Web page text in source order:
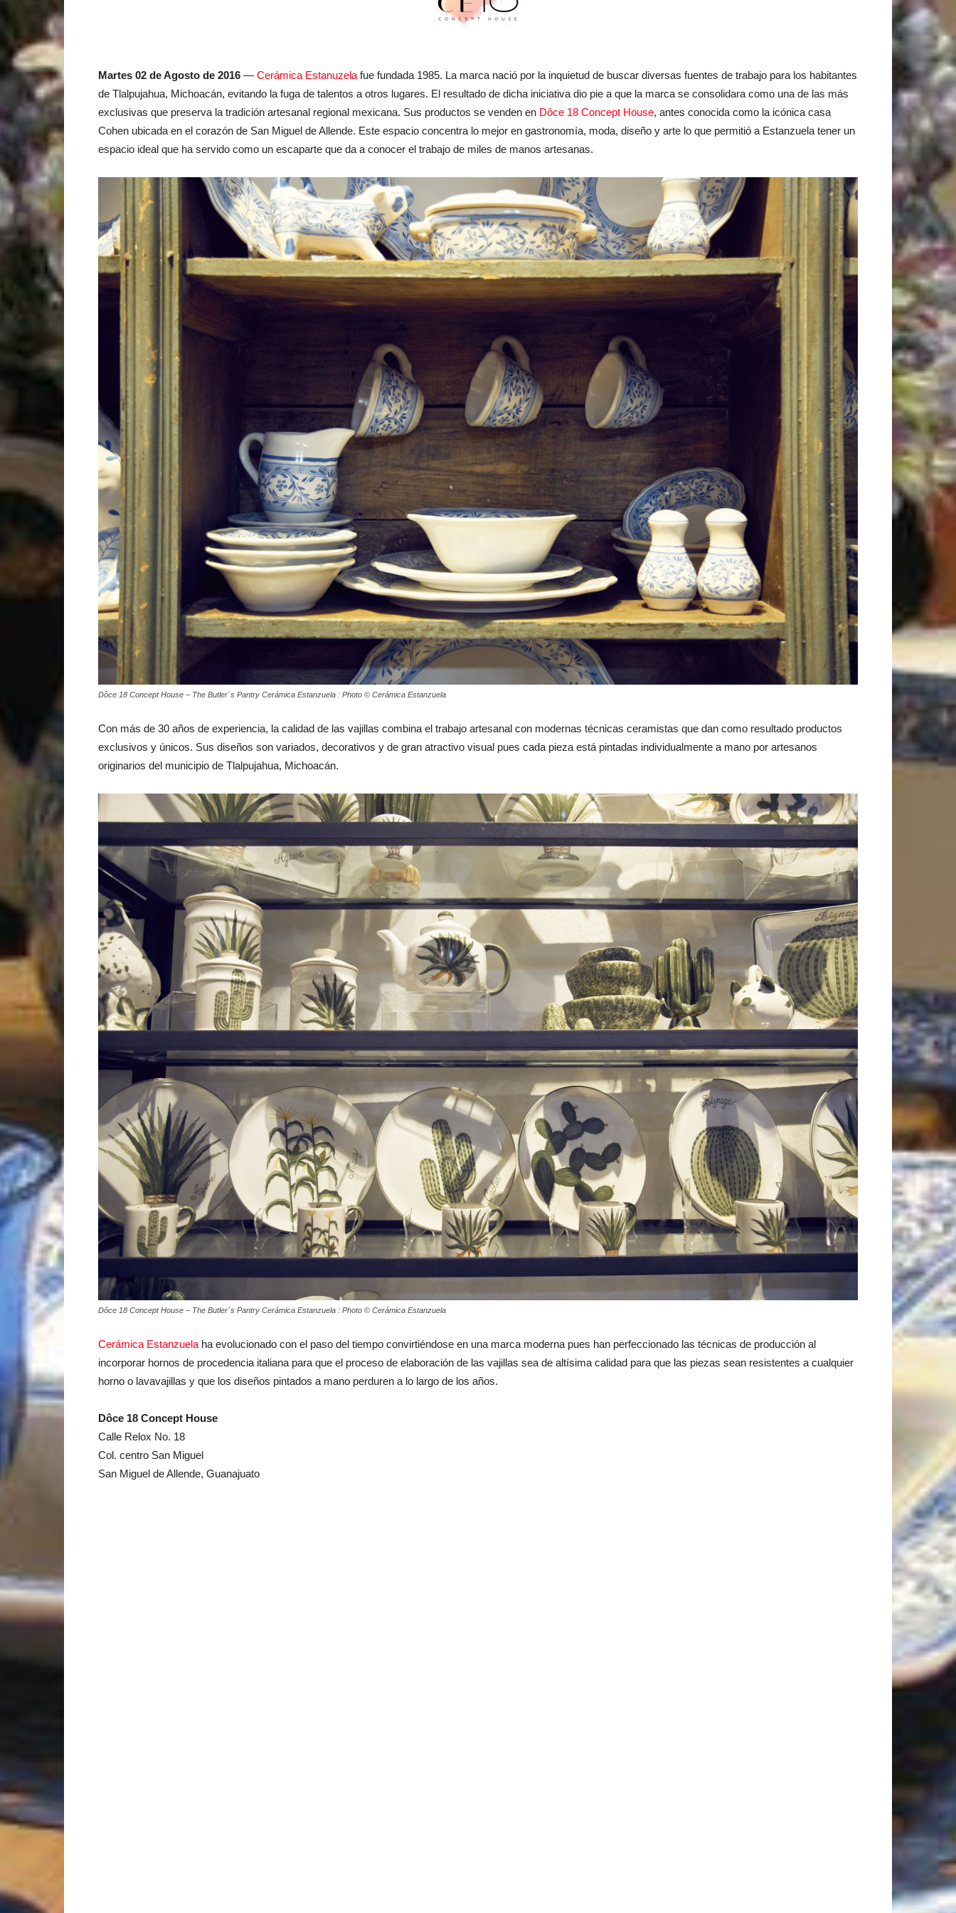
Martes 02 de Agosto de 2016 — Cerámica Estanuzela fue fundada 1985. La marca nació por la inquietud de buscar diversas fuentes de trabajo para los habitantes
de Tlalpujahua, Michoacán, evitando la fuga de talentos a otros lugares. El resultado de dicha iniciativa dio pie a que la marca se consolidara como una de las más
exclusivas que preserva la tradición artesanal regional mexicana. Sus productos se venden en Dôce 18 Concept House, antes conocida como la icónica casa
Cohen ubicada en el corazón de San Miguel de Allende. Este espacio concentra lo mejor en gastronomía, moda, diseño y arte lo que permitió a Estanzuela tener un
espacio ideal que ha servido como un escaparte que da a conocer el trabajo de miles de manos artesanas.
Dôce 18 Concept House – The Butler´s Pantry Cerámica Estanzuela : Photo © Cerámica Estanzuela
Con más de 30 años de experiencia, la calidad de las vajillas combina el trabajo artesanal con modernas técnicas ceramistas que dan como resultado productos
exclusivos y únicos. Sus diseños son variados, decorativos y de gran atractivo visual pues cada pieza está pintadas individualmente a mano por artesanos
originarios del municipio de Tlalpujahua, Michoacán.
Dôce 18 Concept House – The Butler´s Pantry Cerámica Estanzuela : Photo © Cerámica Estanzuela
Cerámica Estanzuela ha evolucionado con el paso del tiempo convirtiéndose en una marca moderna pues han perfeccionado las técnicas de producción al
incorporar hornos de procedencia italiana para que el proceso de elaboración de las vajillas sea de altísima calidad para que las piezas sean resistentes a cualquier
horno o lavavajillas y que los diseños pintados a mano perduren a lo largo de los años.
Dôce 18 Concept House
Calle Relox No. 18
Col. centro San Miguel
San Miguel de Allende, Guanajuato